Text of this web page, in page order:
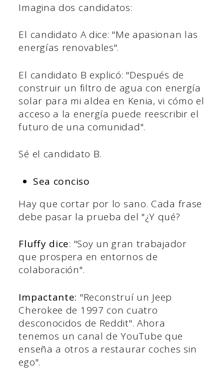
Imagina dos candidatos:
El candidato A dice: "Me apasionan las
energías renovables".
El candidato B explicó: "Después de
construir un filtro de agua con energía
solar para mi aldea en Kenia, vi cómo el
acceso a la energía puede reescribir el
futuro de una comunidad".
Sé el candidato B.
Sea conciso
Hay que cortar por lo sano. Cada frase
debe pasar la prueba del "¿Y qué?
Fluffy dice: "Soy un gran trabajador
que prospera en entornos de
colaboración".
Impactante: "Reconstruí un Jeep
Cherokee de 1997 con cuatro
desconocidos de Reddit". Ahora
tenemos un canal de YouTube que
enseña a otros a restaurar coches sin
ego".